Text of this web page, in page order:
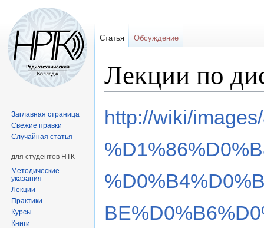
Лекции по
Перейти
Перейти
http://wiki/
Статья Обсуждение
Заглавная страница
Свежие правки
Случайная статья
для студентов НТК
Методические
указания
Лекции
Практики
Курсы
Книги